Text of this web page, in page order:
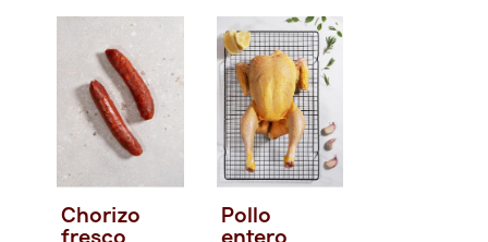
Chorizo
Pollo